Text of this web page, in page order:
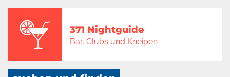
371 Nightguide
Bar, Clubs und Kneipen